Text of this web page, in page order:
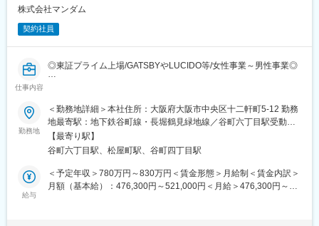
素肌から輝きたい女性に、キレイを楽しむクレンジングシーンを
なく、アジア各国で支持されています
▼キャリアパス
管理職への登用や、経営企画・財務など他部門へのキャリア展開
▼求める役割：
・リスクマネジメント体制の構築とプロセス高度化
・モニタリング体制の構築と運用
・経営企画部門との連携による戦略・計画への効果的なリスクマ
ネジメントの組込みとガバナンス強化
株式会社マンダム
契約社員
仕事内容
◎東証プライム上場/GATSBYやLUCIDO等/女性事業～男性事業◎
・現在、海外も合わせたマンダムグループの基幹システムとして
SAP ERP6.0を採用しており、日本4社インドネシア製販会社・対
販社へ導入済みで日本側からサポート中。
・改善テーマも多数あり、販売管理を汎用機からSAPへ移管、将
来的なS/4 HANAアップグレード等。社内SEとして、マンダムグ
ループの基幹システムプロジェクトを推進頂ける方を募集してお
ります。
勤務地
＜勤務地詳細＞本社住所：大阪府大阪市中央区十二軒町5-12 勤務
地最寄駅：地下鉄谷町線・長堀鶴見緑地線／谷町六丁目駅受動喫
煙対策：屋内全面禁煙変更の範囲：会社の定める事業所
【最寄り駅】
谷町六丁目駅、松屋町駅、谷町四丁目駅
給与
＜予定年収＞780万円～830万円＜賃金形態＞月給制＜賃金内訳＞
月額（基本給）：476,300円～521,000円＜月給＞476,300円～